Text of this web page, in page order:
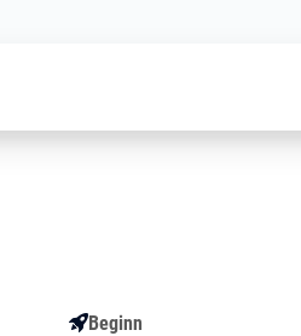
Einkauf (m/w/d)
d)
Beginn